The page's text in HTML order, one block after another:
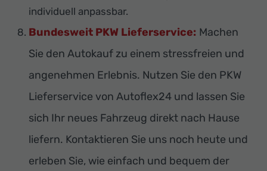
individuell anpassbar.
Bundesweit PKW Lieferservice: Machen
Sie den Autokauf zu einem stressfreien und
angenehmen Erlebnis. Nutzen Sie den PKW
Lieferservice von Autoflex24 und lassen Sie
sich Ihr neues Fahrzeug direkt nach Hause
liefern. Kontaktieren Sie uns noch heute und
erleben Sie, wie einfach und bequem der